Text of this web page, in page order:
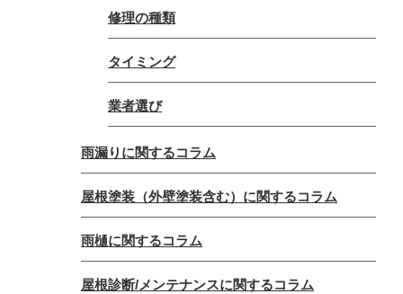
修理の種類
タイミング
業者選び
雨漏りに関するコラム
屋根塗装（外壁塗装含む）に関するコラム
雨樋に関するコラム
屋根診断/メンテナンスに関するコラム